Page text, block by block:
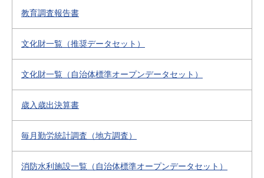
教育調査報告書
文化財一覧（推奨データセット）
文化財一覧（自治体標準オープンデータセット）
歳入歳出決算書
毎月勤労統計調査（地方調査）
消防水利施設一覧（自治体標準オープンデータセット）